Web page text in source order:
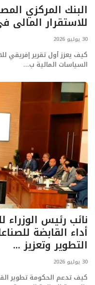
البنك المركزي
للاستقرار المالي في
30 يوليو 2026
كيف يعزز أول تقرير إفريقي
السياسات المالية ب...
نائب رئيس الوزراء
أداء القابضة
التطوير وتعزيز ...
30 يوليو 2026
كيف تدعم الحكومة تطوير